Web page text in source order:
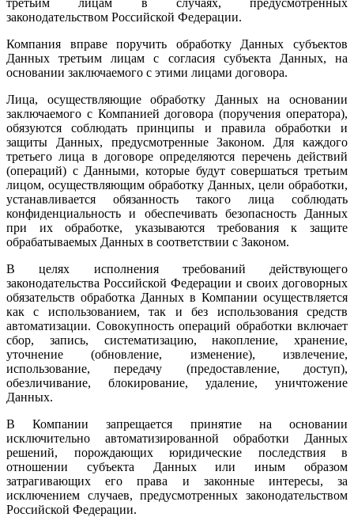
законодательством Российской Федерации.
Компания вправе поручить обработку Данных субъектов
Данных третьим лицам с согласия субъекта Данных, на
основании заключаемого с этими лицами договора.
Лица, осуществляющие обработку Данных на основании
заключаемого с Компанией договора (поручения оператора),
обязуются соблюдать принципы и правила обработки и
защиты Данных, предусмотренные Законом. Для каждого
третьего лица в договоре определяются перечень действий
(операций) с Данными, которые будут совершаться третьим
лицом, осуществляющим обработку Данных, цели обработки,
устанавливается обязанность такого лица соблюдать
конфиденциальность и обеспечивать безопасность Данных
при их обработке, указываются требования к защите
обрабатываемых Данных в соответствии с Законом.
В целях исполнения требований действующего
законодательства Российской Федерации и своих договорных
обязательств обработка Данных в Компании осуществляется
как с использованием, так и без использования средств
автоматизации. Совокупность операций обработки включает
сбор, запись, систематизацию, накопление, хранение,
уточнение (обновление, изменение), извлечение,
использование, передачу (предоставление, доступ),
обезличивание, блокирование, удаление, уничтожение
Данных.
В Компании запрещается принятие на основании
исключительно автоматизированной обработки Данных
решений, порождающих юридические последствия в
отношении субъекта Данных или иным образом
затрагивающих его права и законные интересы, за
исключением случаев, предусмотренных законодательством
Российской Федерации.